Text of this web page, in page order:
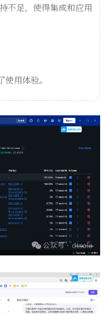
不足，使得集成和应用
用体验。